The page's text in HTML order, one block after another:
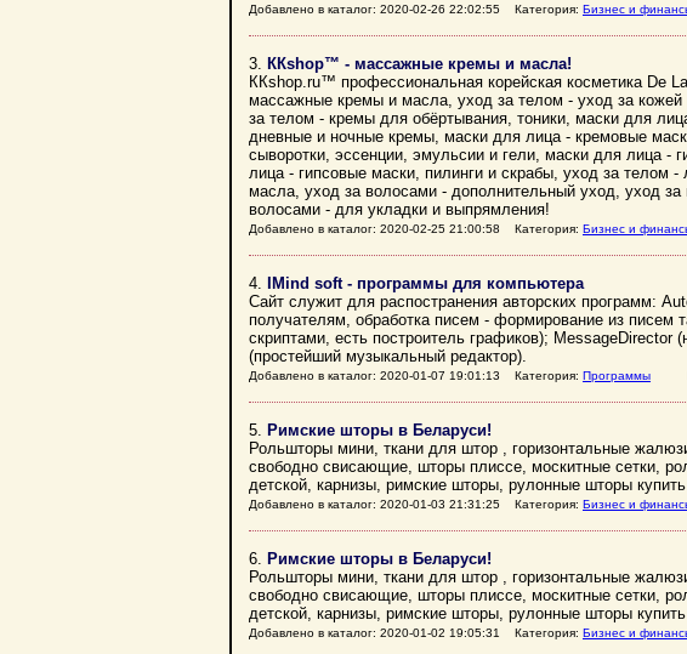
Добавлено в каталог: 2020-02-26 22:02:55 Категория: Бизнес и
3. ККshop™ - массажные кремы и масла!
ККshop.ru™ профессиональная корейская косметика De
массажные кремы и масла, уход за телом - уход за
за телом - кремы для обёртывания, тоники, маски для
дневные и ночные кремы, маски для лица - кремовые
сыворотки, эссенции, эмульсии и гели, маски для лица -
лица - гипсовые маски, пилинги и скрабы, уход за
масла, уход за волосами - дополнительный уход, уход
волосами - для укладки и выпрямления!
Добавлено в каталог: 2020-02-25 21:00:58 Категория: Бизнес и
4.
IMind soft - программы для компьютера
Сайт служит для распостранения авторских программ:
получателям, обработка писем - формирование из писем
скриптами, есть построитель графиков);
(простейший музыкальный редактор).
Добавлено в каталог: 2020-01-07 19:01:13 Категория: Программы
5. Римские шторы в Беларуси!
Рольшторы мини, ткани для штор , горизонтальные
свободно свисающие, шторы плиссе, москитные сетки,
детской, карнизы, римские шторы, рулонные шторы
Добавлено в каталог: 2020-01-03 21:31:25 Категория: Бизнес и
6. Римские шторы в Беларуси!
Рольшторы мини, ткани для штор , горизонтальные
свободно свисающие, шторы плиссе, москитные сетки,
детской, карнизы, римские шторы, рулонные шторы
Добавлено в каталог: 2020-01-02 19:05:31 Категория: Бизнес и